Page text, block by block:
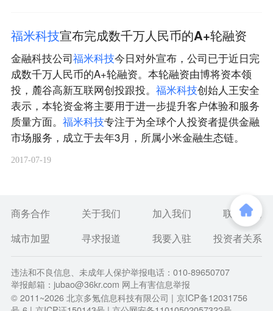
福米科技宣布完成数千万人民币的A+轮融资
金融科技公司福米科技今日对外宣布，公司已于近日完
成数千万人民币的A+轮融资。本轮融资由博将资本领
投，麓谷高新互联网创投跟投。 福米科技创始人王安全
表示，本轮资金将主要用于进一步提升客户体验和服务
质量方面。 福米科技专注于为全球个人投资者提供金融
市场服务，成立于去年3月，所属小米金融生态链。
2017-07-19
商务合作 关于我们 加入我们
联系我们
城市加盟
寻求报道 我要入驻 投资者关系
违法和不良信息、未成年人保护举报电话：010-89650707
举报邮箱：jubao@36kr.com 网上有害信息举报
© 2011~2026北京多氪信息科技有限公司 | 京ICP备12031756